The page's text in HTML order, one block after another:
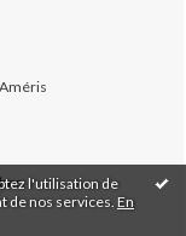
l'utilisation de
de nos services. En